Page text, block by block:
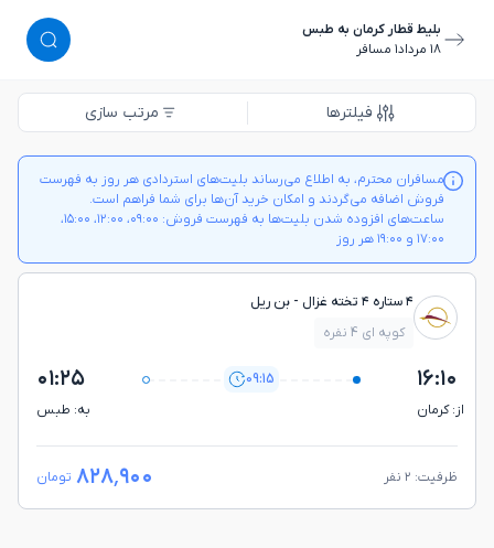
بلیط قطار کرمان به طبس
١٨ مرداد
١ مسافر
فیلترها مرتب سازی
مسافران محترم، به اطلاع می‌رساند بلیت‌های استردادی هر روز به فهرست
فروش اضافه می‌گردند و امکان خرید آن‌ها برای شما فراهم است.
ساعت‌های افزوده شدن بلیت‌ها به فهرست فروش: ۰۹:۰۰، ۱۲:۰۰، ۱۵:۰۰،
۱۷:۰۰ و ۱۹:۰۰ هر روز
۴ ستاره ۴ تخته غزال - بن ريل
کوپه ای 4 نفره
۱۶:۱۰
از: كرمان
09:15 ۰۱:۲۵
به: طبس
ظرفیت: ۲ نفر ۸۲۸٬۹۰۰ تومان